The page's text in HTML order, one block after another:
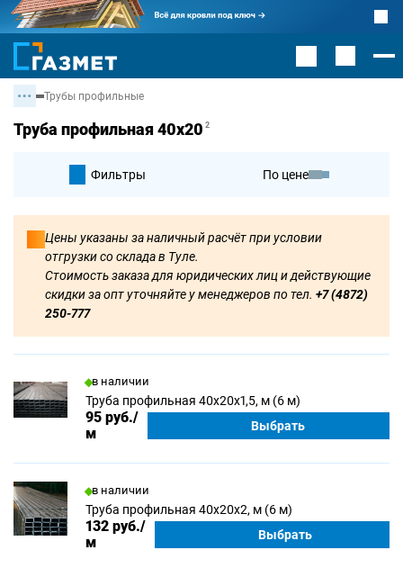
Трубы профильные
Труба профильная 40х20 2
По умолчанию
По цене
Фильтры
Цены указаны за наличный расчёт при условии
отгрузки со склада в Туле.
Стоимость заказа для юридических лиц и действующие
скидки за опт уточняйте у менеджеров по тел. +7 (4872)
250-777
в наличии
Труба профильная 40х20х1,5, м (6 м)
95 руб./
м
Выбрать
в наличии
Труба профильная 40х20х2, м (6 м)
132 руб./
м
Выбрать